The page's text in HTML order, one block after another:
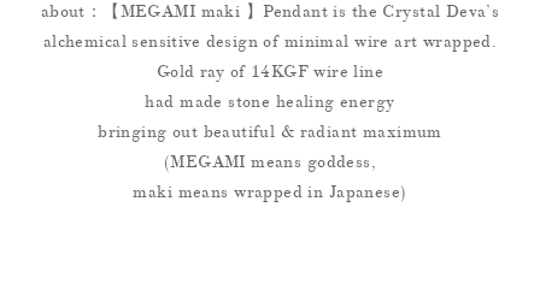
about：【MEGAMI maki 】Pendant is the Crystal Deva’s
alchemical sensitive design of minimal wire art wrapped.
Gold ray of 14KGF wire line
had made stone healing energy
bringing out beautiful & radiant maximum
(MEGAMI means goddess,
maki means wrapped in Japanese)